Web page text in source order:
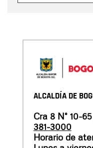
ALCALDÍA DE
Cra 8 N° 10-
381-3000
Horario de